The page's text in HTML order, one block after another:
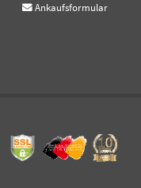
Ankaufsformular